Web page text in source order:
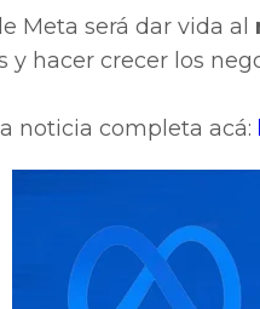
Meta será dar vida al
y hacer crecer los
noticia completa acá: